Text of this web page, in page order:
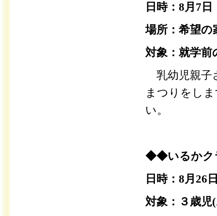
日時：8月7
場所：希望の
対象：就学前
乳幼児親子
まつりをし
い。
◆◆いるか
日時：8月26
対象：３歳